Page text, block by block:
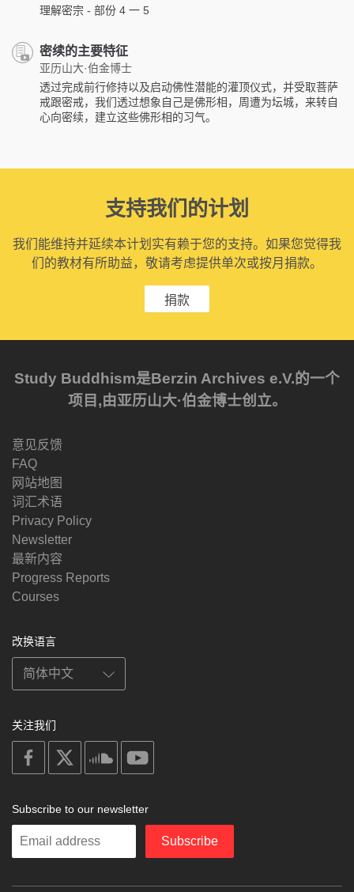
理解密宗 - 部份 4 一 5
密续的主要特征
亚历山大·伯金博士
透过完成前行修持以及启动佛性潜能的灌顶仪式，并受取菩萨
戒跟密戒，我们透过想象自己是佛形相，周遭为坛城，来转自
心向密续，建立这些佛形相的习气。
支持我们的计划
我们能维持并延续本计划实有赖于您的支持。如果您觉得我
们的教材有所助益，敬请考虑提供单次或按月捐款。
捐款
Study Buddhism是Berzin Archives e.V.的一个
项目,由亚历山大·伯金博士创立。
意见反馈
FAQ
网站地图
词汇术语
Privacy Policy
Newsletter
最新内容
Progress Reports
Courses
改换语言
关注我们
on
facebook
soundcloud
Subscribe to our newsletter
Enter
Subscribe